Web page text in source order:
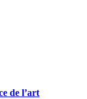
de l’art